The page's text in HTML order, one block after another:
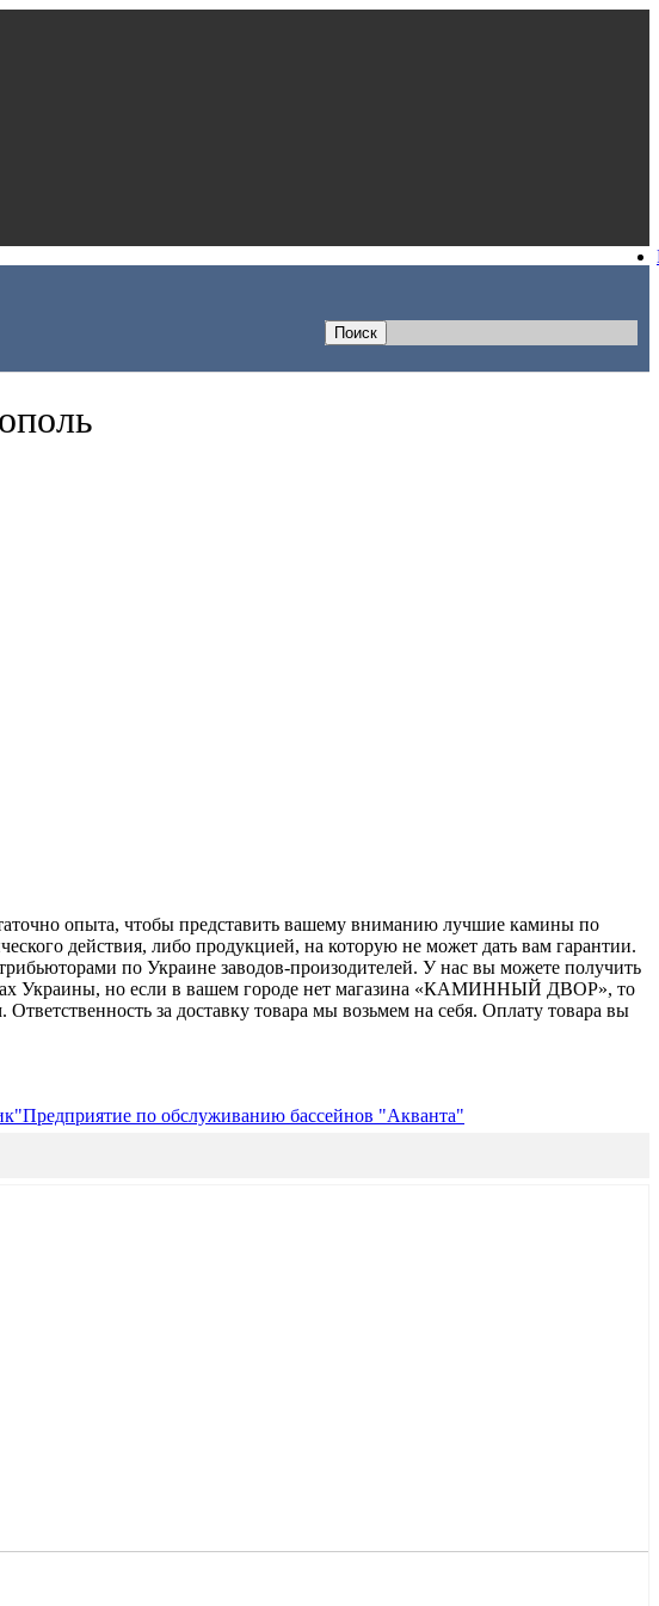
опыта, чтобы представить вашему вниманию лучшие камины по
действия, либо продукцией, на которую не может дать вам гарантии.
по Украине заводов-произодителей. У нас вы можете получить
Украины, но если в вашем городе нет магазина «КАМИННЫЙ ДВОР», то
за доставку товара мы возьмем на себя. Оплату товара вы
Предприятие по обслуживанию бассейнов "Акванта"